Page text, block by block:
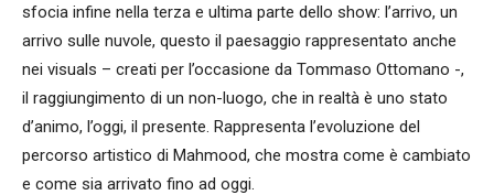
sfocia infine nella terza e ultima parte dello show: l’arrivo, un
arrivo sulle nuvole, questo il paesaggio rappresentato anche
nei visuals – creati per l’occasione da Tommaso Ottomano -,
il raggiungimento di un non-luogo, che in realtà è uno stato
d’animo, l’oggi, il presente. Rappresenta l’evoluzione del
percorso artistico di Mahmood, che mostra come è cambiato
e come sia arrivato fino ad oggi.